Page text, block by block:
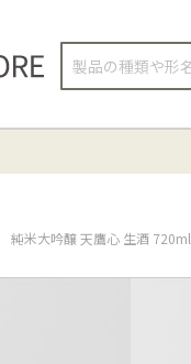
検
純米大吟醸 天鷹心 生酒 720ml